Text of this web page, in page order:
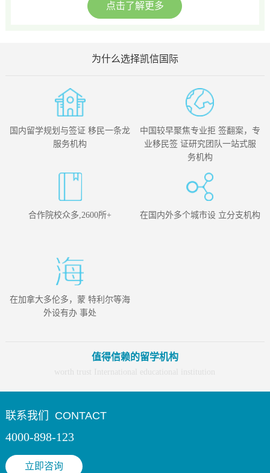
点击了解更多
为什么选择凯信国际
国内留学规划与签证 移民一条龙
服务机构
中国较早聚焦专业拒 签翻案，专
业移民签 证研究团队一站式服
务机构
合作院校众多,2600所+ 在国内外多个城市设 立分支机构
在加拿大多伦多，蒙 特利尔等海
外设有办 事处
值得信赖的留学机构
联系我们 CONTACT
4000-898-123
立即咨询